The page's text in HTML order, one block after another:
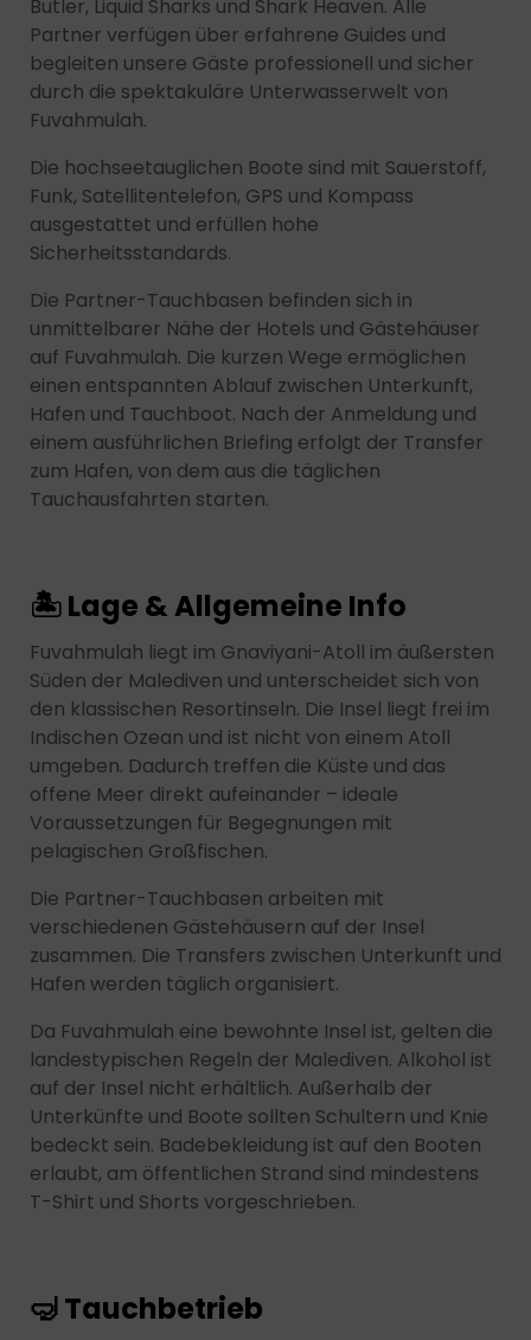
Butler, Liquid Sharks und Shark Heaven. Alle
Partner verfügen über erfahrene Guides und
begleiten unsere Gäste professionell und sicher
durch die spektakuläre Unterwasserwelt von
Fuvahmulah.
Die hochseetauglichen Boote sind mit Sauerstoff,
Funk, Satellitentelefon, GPS und Kompass
ausgestattet und erfüllen hohe
Sicherheitsstandards.
Die Partner-Tauchbasen befinden sich in
unmittelbarer Nähe der Hotels und Gästehäuser
auf Fuvahmulah. Die kurzen Wege ermöglichen
einen entspannten Ablauf zwischen Unterkunft,
Hafen und Tauchboot. Nach der Anmeldung und
einem ausführlichen Briefing erfolgt der Transfer
zum Hafen, von dem aus die täglichen
Tauchausfahrten starten.
🏝 Lage & Allgemeine Info
Fuvahmulah liegt im Gnaviyani-Atoll im äußersten
Süden der Malediven und unterscheidet sich von
den klassischen Resortinseln. Die Insel liegt frei im
Indischen Ozean und ist nicht von einem Atoll
umgeben. Dadurch treffen die Küste und das
offene Meer direkt aufeinander – ideale
Voraussetzungen für Begegnungen mit
pelagischen Großfischen.
Die Partner-Tauchbasen arbeiten mit
verschiedenen Gästehäusern auf der Insel
zusammen. Die Transfers zwischen Unterkunft und
Hafen werden täglich organisiert.
Da Fuvahmulah eine bewohnte Insel ist, gelten die
landestypischen Regeln der Malediven. Alkohol ist
auf der Insel nicht erhältlich. Außerhalb der
Unterkünfte und Boote sollten Schultern und Knie
bedeckt sein. Badebekleidung ist auf den Booten
erlaubt, am öffentlichen Strand sind mindestens
T-Shirt und Shorts vorgeschrieben.
🤿 Tauchbetrieb